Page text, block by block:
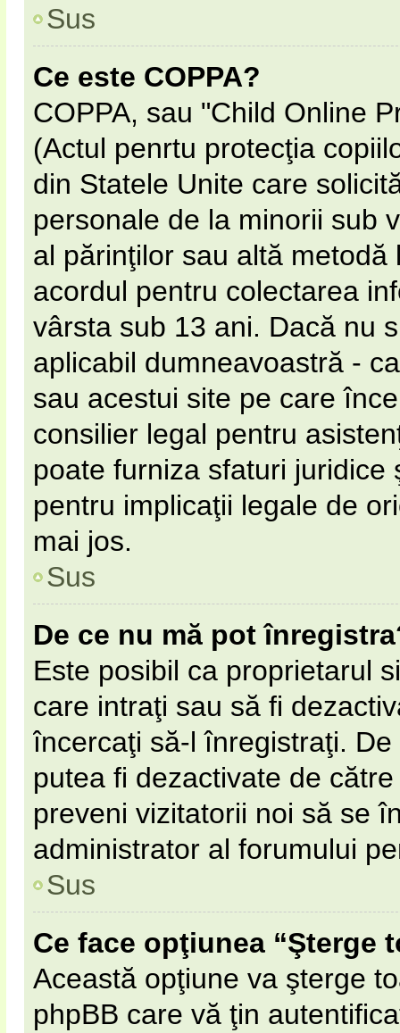
Sus
Ce este COPPA?
COPPA, sau "Child Online
(Actul penrtu protecţia
din Statele Unite care
personale de la minorii sub
al părinţilor sau altă
acordul pentru colectarea
vârsta sub 13 ani. Dacă nu
aplicabil dumneavoastră -
sau acestui site pe care
consilier legal pentru
poate furniza sfaturi
pentru implicaţii legale de
mai jos.
Sus
De ce nu mă pot
Este posibil ca proprietarul
care intraţi sau să fi
încercaţi să-l înregistraţi.
putea fi dezactivate de
preveni vizitatorii noi să se
administrator al forumului
Sus
Ce face opţiunea “Şterge
Această opţiune va şterge
phpBB care vă ţin